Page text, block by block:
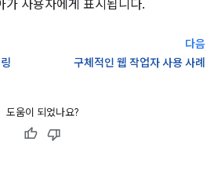
가 사용자에게 표시됩니다.
다음
구체적인 웹 작업자 사용 사례
도움이 되었나요?